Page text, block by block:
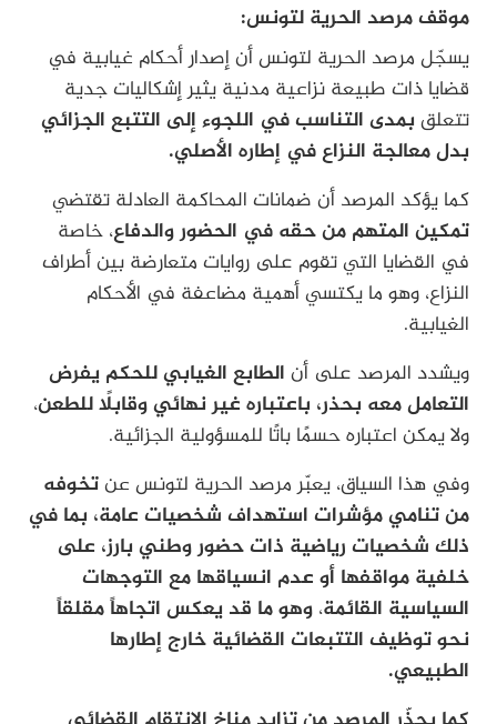
موقف مرصد الحرية لتونس:
يسجّل مرصد الحرية لتونس أن إصدار أحكام غيابية في
قضايا ذات طبيعة نزاعية مدنية يثير إشكاليات جدية
تتعلق بمدى التناسب في اللجوء إلى التتبع الجزائي
بدل معالجة النزاع في إطاره الأصلي.
كما يؤكد المرصد أن ضمانات المحاكمة العادلة تقتضي
تمكين المتهم من حقه في الحضور والدفاع، خاصة
في القضايا التي تقوم على روايات متعارضة بين أطراف
النزاع، وهو ما يكتسي أهمية مضاعفة في الأحكام
الغيابية.
ويشدد المرصد على أن الطابع الغيابي للحكم يفرض
التعامل معه بحذر، باعتباره غير نهائي وقابلًا للطعن،
ولا يمكن اعتباره حسمًا باتًا للمسؤولية الجزائية.
وفي هذا السياق، يعبّر مرصد الحرية لتونس عنتخوفه
من تنامي مؤشرات استهداف شخصيات عامة، بما في
ذلك شخصيات رياضية ذات حضور وطني بارز، على
خلفية مواقفها أو عدم انسياقها مع التوجهات
السياسية القائمة، وهو ما قد يعكس اتجاهاً مقلقاً
نحو توظيف التتبعات القضائية خارج إطارها
الطبيعي.